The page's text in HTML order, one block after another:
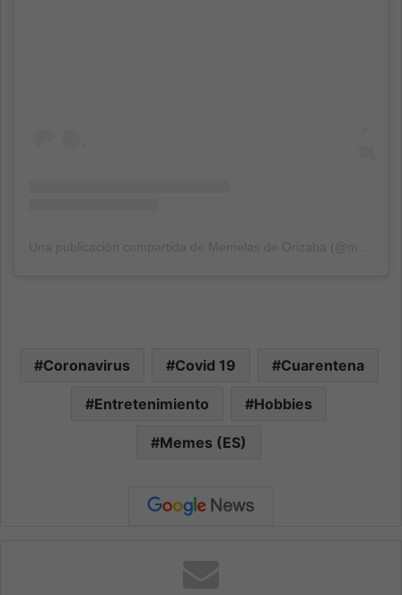
Coronavirus Covid 19 Cuarentena
Entretenimiento Hobbies
Memes (ES)